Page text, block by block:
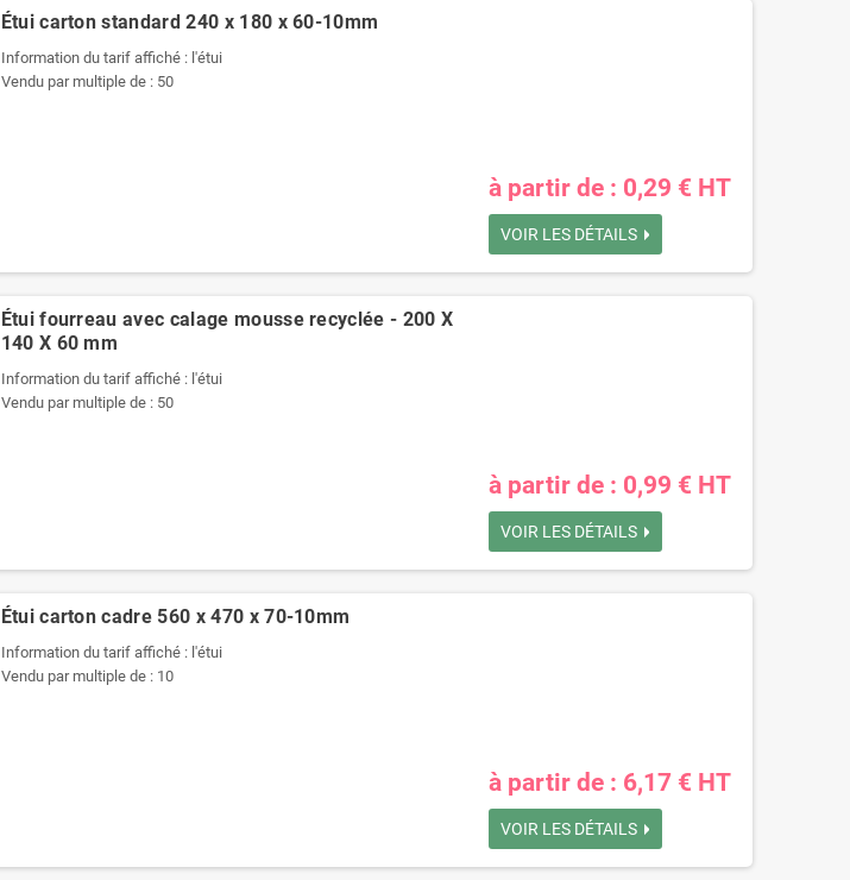
Étui carton standard 240 x 180 x 60-10mm
Information du tarif affiché : l'étui
Vendu par multiple de : 50
à partir de : 0,29 € HT
VOIR LES DÉTAILS
Étui fourreau avec calage mousse recyclée - 200 X
140 X 60 mm
Information du tarif affiché : l'étui
Vendu par multiple de : 50
à partir de : 0,99 € HT
VOIR LES DÉTAILS
Étui carton cadre 560 x 470 x 70-10mm
Information du tarif affiché : l'étui
Vendu par multiple de : 10
à partir de : 6,17 € HT
VOIR LES DÉTAILS